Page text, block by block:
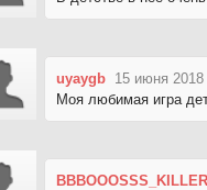
uyaygb 15 июня 2018
Моя любимая игра
BBBOOOSSS_KILLER